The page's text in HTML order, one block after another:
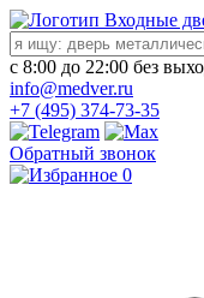
Входные
с 8:00 до 22:00 без
info@medver.ru
+7 (495) 374-73-35
Обратный звонок
0